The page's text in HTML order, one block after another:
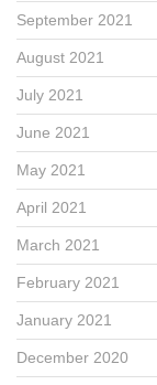
September 2021
August 2021
July 2021
June 2021
May 2021
April 2021
March 2021
February 2021
January 2021
December 2020